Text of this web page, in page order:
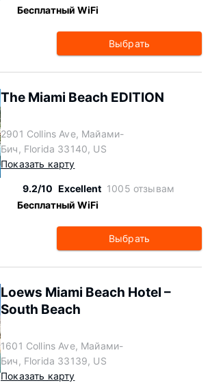
Бесплатный WiFi
Выбрать
The Miami Beach EDITION
2901 Collins Ave, Майами-
Бич, Florida 33140, US
Показать карту
9.2/10 Excellent 1005 отзывам
Бесплатный WiFi
Выбрать
Loews Miami Beach Hotel –
South Beach
1601 Collins Ave, Майами-
Бич, Florida 33139, US
Показать карту